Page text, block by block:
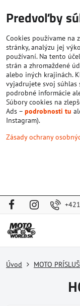
Úvod MOTO
Predvoľby
Cookies používame na
stránky, analýzu jej
používaní. Na tento
strán a zhromaždené
alebo iných krajinách.
vyjadrujete svoj súhlas
podrobné informácie
Súbory cookies na
Ads – podrobnosti tu
Instagram).
Zásady ochrany